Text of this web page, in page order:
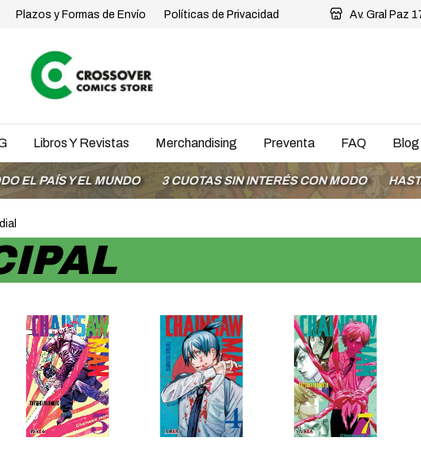
Plazos y Formas de Envío Políticas de Privacidad Av. Gral Paz
Libros Y Revistas Merchandising Preventa FAQ Blog
3 CUOTAS SIN INTERÉS CON MODO HASTA 25% OFF EN